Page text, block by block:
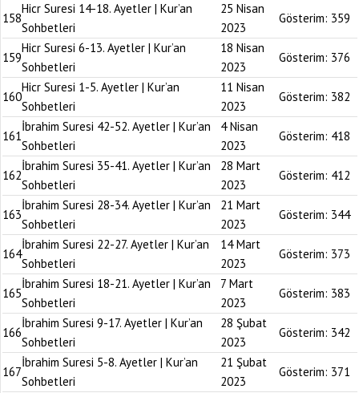
158
Hicr Suresi 14-18. Ayetler | Kur’an
Sohbetleri
25 Nisan
2023
Gösterim: 359
159
Hicr Suresi 6-13. Ayetler | Kur’an
Sohbetleri
18 Nisan
2023
Gösterim: 376
160
Hicr Suresi 1-5. Ayetler | Kur’an
Sohbetleri
11 Nisan
2023
Gösterim: 382
161
İbrahim Suresi 42-52. Ayetler | Kur’an
Sohbetleri
4 Nisan
2023
Gösterim: 418
162
İbrahim Suresi 35-41. Ayetler | Kur’an
Sohbetleri
28 Mart
2023
Gösterim: 412
163
İbrahim Suresi 28-34. Ayetler | Kur’an
Sohbetleri
21 Mart
2023
Gösterim: 344
164
İbrahim Suresi 22-27. Ayetler | Kur’an
Sohbetleri
14 Mart
2023
Gösterim: 373
165
İbrahim Suresi 18-21. Ayetler | Kur’an
Sohbetleri
7 Mart
2023
Gösterim: 383
166
İbrahim Suresi 9-17. Ayetler | Kur’an
Sohbetleri
28 Şubat
2023
Gösterim: 342
167
İbrahim Suresi 5-8. Ayetler | Kur’an
Sohbetleri
21 Şubat
2023
Gösterim: 371